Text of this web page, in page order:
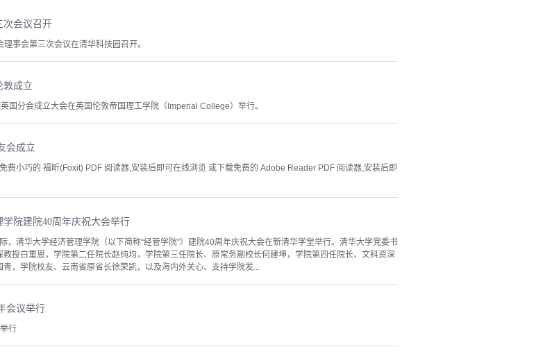
次会议召开
事会第三次会议在清华科技园召开。
敦成立
国分会成立大会在英国伦敦帝国理工学院（Imperial College）举行。
会成立
费小巧的 福昕(Foxit) PDF 阅读器,安装后即可在线浏览 或下载免费的 Adobe Reader PDF 阅读器,安装后即
院建院40周年庆祝大会举行
，清华大学经济管理学院（以下简称“经管学院”）建院40周年庆祝大会在新清华学堂举行。清华大学党委书
授白重恩，学院第二任院长赵纯均，学院第三任院长、原常务副校长何建坤，学院第四任院长、文科资深
，学院校友、云南省原省长徐荣凯，以及海内外关心、支持学院发...
会议举行
行